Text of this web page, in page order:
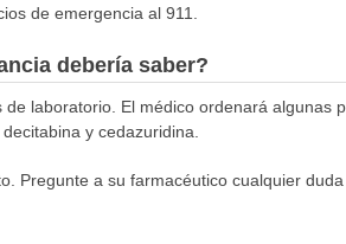
de emergencia al 911.
debería saber?
laboratorio. El médico ordenará
y cedazuridina.
Pregunte a su farmacéutico cualquier